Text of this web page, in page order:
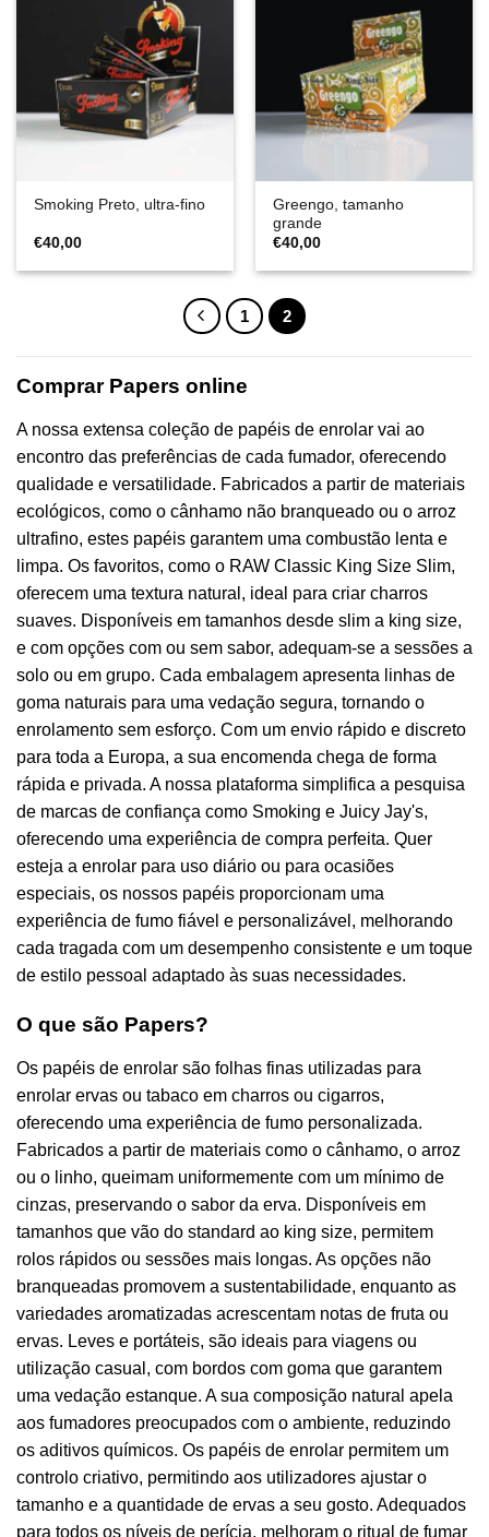
Smoking Preto, ultra-fino
€40,00
Greengo, tamanho
grande
€40,00
1 2
Comprar Papers online
A nossa extensa coleção de papéis de enrolar vai ao
encontro das preferências de cada fumador, oferecendo
qualidade e versatilidade. Fabricados a partir de materiais
ecológicos, como o cânhamo não branqueado ou o arroz
ultrafino, estes papéis garantem uma combustão lenta e
limpa. Os favoritos, como o RAW Classic King Size Slim,
oferecem uma textura natural, ideal para criar charros
suaves. Disponíveis em tamanhos desde slim a king size,
e com opções com ou sem sabor, adequam-se a sessões a
solo ou em grupo. Cada embalagem apresenta linhas de
goma naturais para uma vedação segura, tornando o
enrolamento sem esforço. Com um envio rápido e discreto
para toda a Europa, a sua encomenda chega de forma
rápida e privada. A nossa plataforma simplifica a pesquisa
de marcas de confiança como Smoking e Juicy Jay's,
oferecendo uma experiência de compra perfeita. Quer
esteja a enrolar para uso diário ou para ocasiões
especiais, os nossos papéis proporcionam uma
experiência de fumo fiável e personalizável, melhorando
cada tragada com um desempenho consistente e um toque
de estilo pessoal adaptado às suas necessidades.
O que são Papers?
Os papéis de enrolar são folhas finas utilizadas para
enrolar ervas ou tabaco em charros ou cigarros,
oferecendo uma experiência de fumo personalizada.
Fabricados a partir de materiais como o cânhamo, o arroz
ou o linho, queimam uniformemente com um mínimo de
cinzas, preservando o sabor da erva. Disponíveis em
tamanhos que vão do standard ao king size, permitem
rolos rápidos ou sessões mais longas. As opções não
branqueadas promovem a sustentabilidade, enquanto as
variedades aromatizadas acrescentam notas de fruta ou
ervas. Leves e portáteis, são ideais para viagens ou
utilização casual, com bordos com goma que garantem
uma vedação estanque. A sua composição natural apela
aos fumadores preocupados com o ambiente, reduzindo
os aditivos químicos. Os papéis de enrolar permitem um
controlo criativo, permitindo aos utilizadores ajustar o
tamanho e a quantidade de ervas a seu gosto. Adequados
para todos os níveis de perícia, melhoram o ritual de fumar